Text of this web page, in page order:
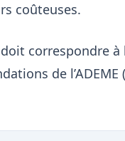
coûteuses.
correspondre à
de l’ADEME